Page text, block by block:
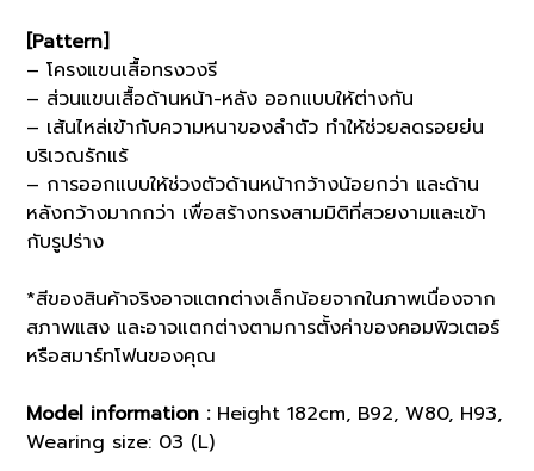
[Pattern]
– โครงแขนเสื้อทรงวงรี
– ส่วนแขนเสื้อด้านหน้า-หลัง ออกแบบให้ต่างกัน
– เส้นไหล่เข้ากับความหนาของลำตัว ทำให้ช่วยลดรอยย่น
บริเวณรักแร้
– การออกแบบให้ช่วงตัวด้านหน้ากว้างน้อยกว่า และด้าน
หลังกว้างมากกว่า เพื่อสร้างทรงสามมิติที่สวยงามและเข้า
กับรูปร่าง
*สีของสินค้าจริงอาจแตกต่างเล็กน้อยจากในภาพเนื่องจาก
สภาพแสง และอาจแตกต่างตามการตั้งค่าของคอมพิวเตอร์
หรือสมาร์ทโฟนของคุณ
Model information :Height 182cm, B92, W80, H93,
Wearing size: 03 (L)